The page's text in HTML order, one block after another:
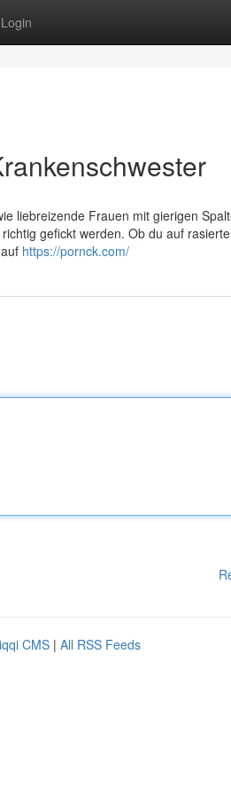
Login
liebreizende Frauen mit gierigen
gefickt werden. Ob du auf rasierte
https://pornck.com/
CMS | All RSS Feeds